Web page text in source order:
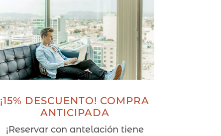
¡15% DESCUENTO! COMPRA
ANTICIPADA
¡Reservar con antelación tiene